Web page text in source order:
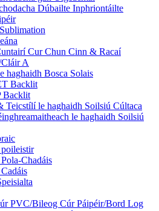
Dúbailte Inphriontáilte
Cur Chun Cinn & Racaí
A
haghaidh Bosca Solais
Backlit
Backlit
Teicstílí le haghaidh Soilsiú Cúltaca
le haghaidh Soilsiú
poileistir
Chadáis
PVC/Bileog Cúr Páipéir/Bord Log